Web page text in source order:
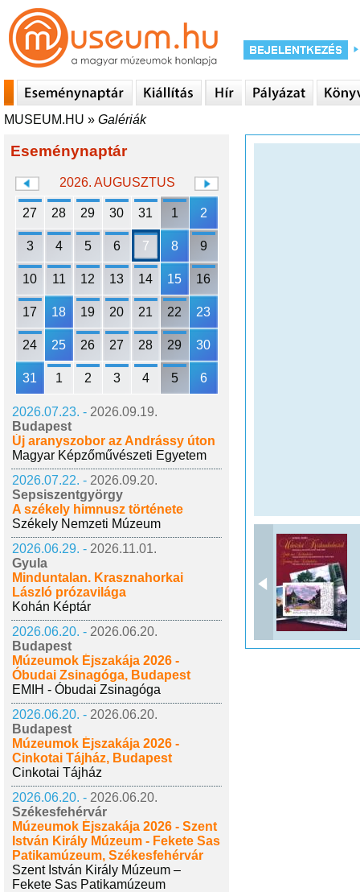
MUSEUM.HU » Galériák
Eseménynaptár
2026. AUGUSZTUS
27 28 29 30 31 1 2
3 4 5 6 7 8 9
10 11 12 13 14 15 16
17 18 19 20 21 22 23
24 25 26 27 28 29 30
31 1 2 3 4 5 6
2026.07.23. - 2026.09.19.
Budapest
Új aranyszobor az Andrássy úton
Magyar Képzőművészeti Egyetem
2026.07.22. - 2026.09.20.
Sepsiszentgyörgy
A székely himnusz története
Székely Nemzeti Múzeum
2026.06.29. - 2026.11.01.
Gyula
Minduntalan. Krasznahorkai
László prózavilága
Kohán Képtár
2026.06.20. - 2026.06.20.
Budapest
Múzeumok Éjszakája 2026 -
Óbudai Zsinagóga, Budapest
EMIH - Óbudai Zsinagóga
2026.06.20. - 2026.06.20.
Budapest
Múzeumok Éjszakája 2026 -
Cinkotai Tájház, Budapest
Cinkotai Tájház
2026.06.20. - 2026.06.20.
Székesfehérvár
Múzeumok Éjszakája 2026 - Szent
István Király Múzeum - Fekete Sas
Patikamúzeum, Székesfehérvár
Szent István Király Múzeum –
Fekete Sas Patikamúzeum